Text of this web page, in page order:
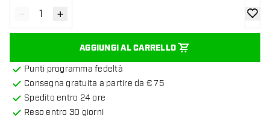
Diminuisci quantità
- Aumenta quantità
+
AGGIUNGI AL CARRELLO
Punti programma fedeltà
Consegna gratuita a partire da € 75
Spedito entro 24 ore
Reso entro 30 giorni